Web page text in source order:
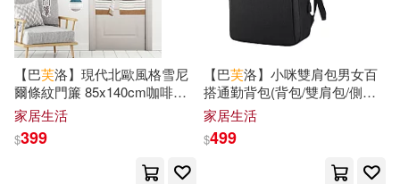
h.m.p(29) 上海圖書館(29)
愛德少兒(29)
漢之簡教學資源編輯室（主編）(2
漢學研究通訊編輯部(29)
同濟大學出版社(219)
華東師範大學出版社(219)
中國少年兒童出版社(215)
【巴芙洛】現代北歐風格雪尼
爾條紋門簾 85x140cm咖啡橫
紋
家居生活
$399
【巴芙洛】小咪雙肩包男女百
搭通勤背包(背包/雙肩包/側背
包/公事包/電腦文件)黑色
家居生活
$499